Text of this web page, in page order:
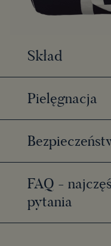
Skład
Pielęgnacja
FAQ -
pytania